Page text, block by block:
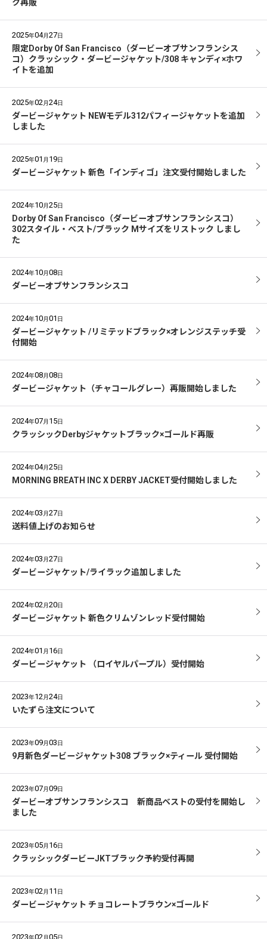
ク再販
2025年04月27日
限定Dorby Of San Francisco（ダービーオブサンフランシス
コ）クラッシック・ダービージャケット/308 キャンディ×ホワ
イトを追加
2025年02 月24日
ダービージャケット NEWモデル312パフィージャケットを追加
しました
2025年01 月 19日
ダービージャケット 新色「インディゴ」注文受付開始しました
2024年10月25日
Dorby Of San Francisco（ダービーオブサンフランシスコ）
302スタイル・ベスト/ブラック Mサイズをリストック しまし
た
2024年10月08日
ダービーオブサンフランシスコ
2024年10月01 日
ダービージャケット /リミテッドブラック×オレンジステッチ受
付開始
2024年08月08日
ダービージャケット（チャコールグレー）再販開始しました
2024年07月 15日
クラッシックDerbyジャケットブラック×ゴールド再販
2024年04月25日
MORNING BREATH INC X DERBY JACKET受付開始しました
2024年03 月27日
送料値上げのお知らせ
2024年03 月27日
ダービージャケット/ライラック追加しました
2024年02 月20日
ダービージャケット 新色クリムゾンレッド受付開始
2024年01 月 16日
ダービージャケット （ロイヤルパープル）受付開始
2023年12 月24日
いたずら注文について
2023年09月03日
9月新色ダービージャケット308 ブラック×ティール 受付開始
2023年07月09日
ダービーオブサンフランシスコ 新商品ベストの受付を開始し
ました
2023年05月 16日
クラッシックダービーJKTブラック予約受付再開
2023年02 月 11 日
ダービージャケット チョコレートブラウン×ゴールド
2023年02 月05日